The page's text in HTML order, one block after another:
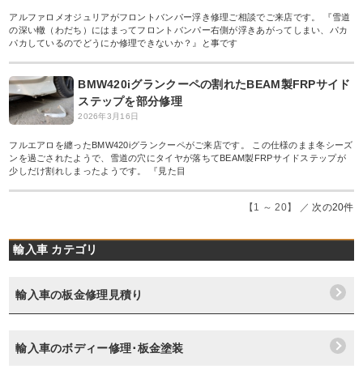
アルファロメオジュリアがフロントバンパー浮き修理ご相談でご来店です。 『雪道
の深い轍（わだち）にはまってフロントバンパー右側が浮きあがってしまい、パカ
パカしているのでどうにか修理できないか？』と事です
BMW420iグランクーペの割れたBEAM製FRPサイド
ステップを部分修理
2026年3月16日
フルエアロを纏ったBMW420iグランクーペがご来店です。 この仕様のまま冬シーズ
ンを過ごされたようで、雪道の穴にタイヤが落ちてBEAM製FRPサイドステップが
少しだけ割れしまったようです。 『見た目
【1 ～ 20】 ／ 次の20件
輸入車 カテゴリ
輸入車の板金修理見積り
輸入車のボディー修理･板金塗装